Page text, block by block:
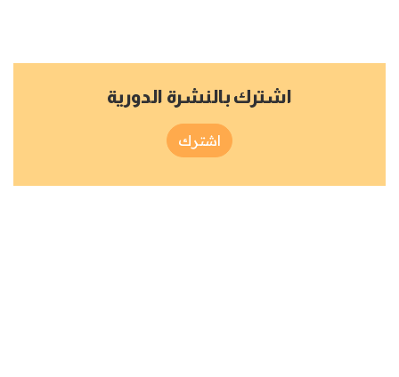
اشترك بالنشرة الدورية
اشترك